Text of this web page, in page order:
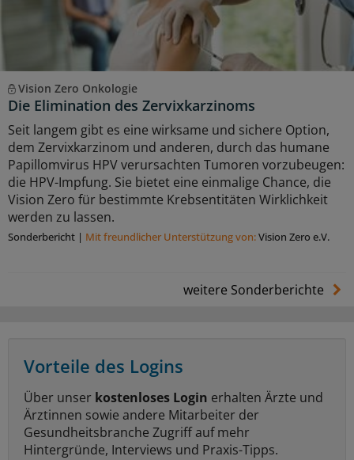
Vision Zero Onkologie
Die Elimination des Zervixkarzinoms
Seit langem gibt es eine wirksame und sichere Option,
dem Zervixkarzinom und anderen, durch das humane
Papillomvirus HPV verursachten Tumoren vorzubeugen:
die HPV-Impfung. Sie bietet eine einmalige Chance, die
Vision Zero für bestimmte Krebsentitäten Wirklichkeit
werden zu lassen.
Sonderbericht | Mit freundlicher Unterstützung von:Vision Zero e.V.
weitere Sonderberichte
Vorteile des Logins
Über unser kostenloses Login erhalten Ärzte und
Ärztinnen sowie andere Mitarbeiter der
Gesundheitsbranche Zugriff auf mehr
Hintergründe, Interviews und Praxis-Tipps.